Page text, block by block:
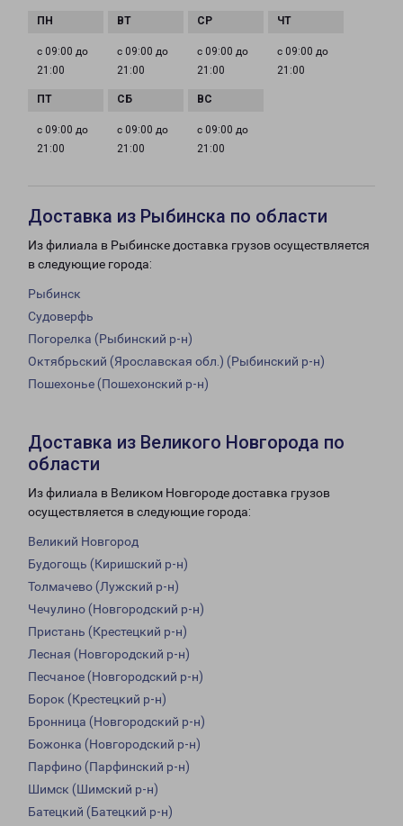
с 09:00 до
21:00
с 09:00 до
21:00
с 09:00 до
21:00
с 09:00 до
21:00
с 09:00 до
21:00
с 09:00 до
21:00
с 09:00 до
21:00
Доставка из Рыбинска по области
Из филиала в Рыбинске доставка грузов осуществляется
в следующие города:
Рыбинск
Судоверфь
Погорелка (Рыбинский р-н)
Октябрьский (Ярославская обл.) (Рыбинский р-н)
Пошехонье (Пошехонский р-н)
Доставка из Великого Новгорода по
области
Из филиала в Великом Новгороде доставка грузов
осуществляется в следующие города:
Великий Новгород
Будогощь (Киришский р-н)
Толмачево (Лужский р-н)
Чечулино (Новгородский р-н)
Пристань (Крестецкий р-н)
Лесная (Новгородский р-н)
Песчаное (Новгородский р-н)
Борок (Крестецкий р-н)
Бронница (Новгородский р-н)
Божонка (Новгородский р-н)
Парфино (Парфинский р-н)
Шимск (Шимский р-н)
Батецкий (Батецкий р-н)